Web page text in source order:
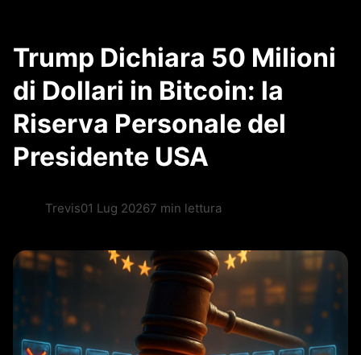
Trump Dichiara 50 Milioni
di Dollari in Bitcoin: la
Riserva Personale del
Presidente USA
Trevis01 Lug 20267 min lettura